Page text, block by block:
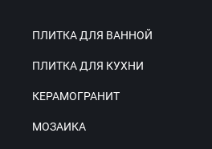
ПЛИТКА ДЛЯ ВАННОЙ
ПЛИТКА ДЛЯ КУХНИ
КЕРАМОГРАНИТ
МОЗАИКА